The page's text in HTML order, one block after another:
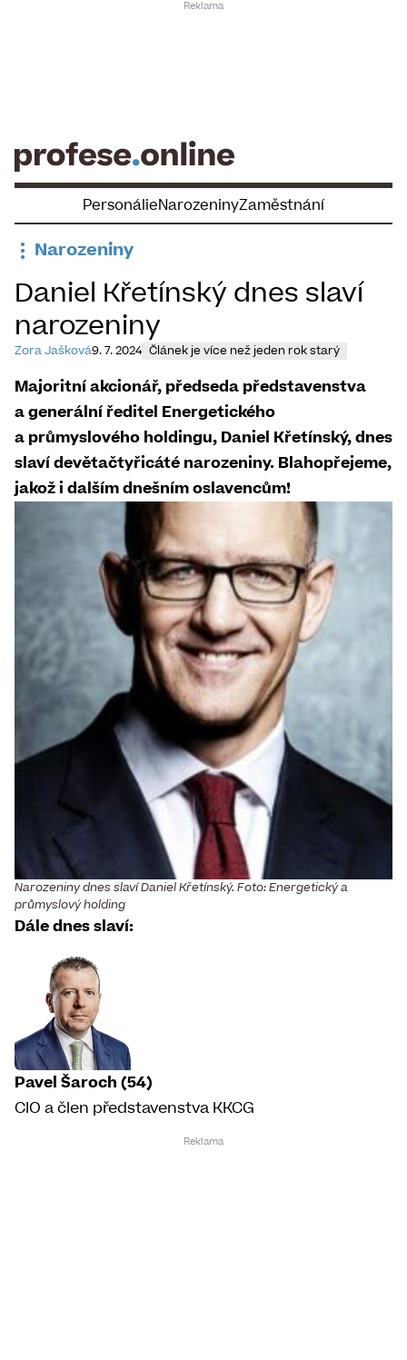
PersonálieNarozeninyZaměstnání
Narozeniny
Daniel Křetínský dnes slaví
narozeniny
Zora Jašková9. 7. 2024 Článek je více než jeden rok starý
Majoritní akcionář, předseda představenstva
a generální ředitel Energetického
a průmyslového holdingu, Daniel Křetínský, dnes
slaví devětačtyřicáté narozeniny. Blahopřejeme,
jakož i dalším dnešním oslavencům!
Narozeniny dnes slaví Daniel Křetínský. Foto: Energetický a
průmyslový holding
Dále dnes slaví:
Pavel Šaroch (54)
CIO a člen představenstva KKCG